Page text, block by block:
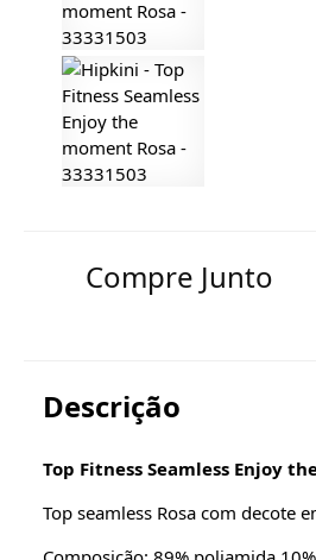
Compre Junto
Descrição
Top Fitness Seamless Enjoy
Top seamless Rosa com decote